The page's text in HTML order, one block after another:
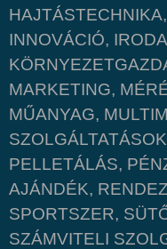
INNOVÁCIÓ,
MARKETING,
MŰANYAG,
PELLETÁLÁS,
AJÁNDÉK,
SPORTSZER,
SZÁMVITELI